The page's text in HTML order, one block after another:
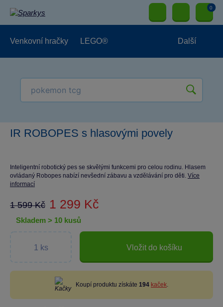
0
Venkovní hračky LEGO® Další
IR ROBOPES s hlasovými povely
Inteligentní robotický pes se skvělými funkcemi pro celou rodinu. Hlasem
ovládaný Robopes nabízí nevšední zábavu a vzdělávání pro děti. Více
informací
1 599 Kč 1 299 Kč
skladem > 10 kusů
Vložit do košíku
Koupí produktu získáte 194 kaček.